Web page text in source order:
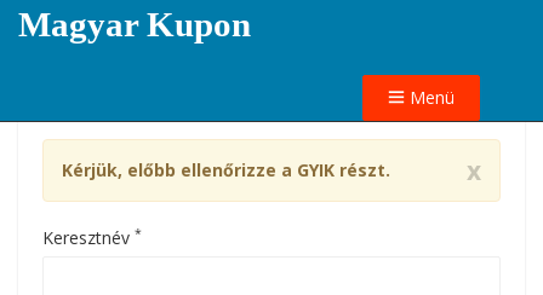
Magyar Kupon
Menü
x
Kérjük, előbb ellenőrizze a GYIK részt.
Keresztnév *